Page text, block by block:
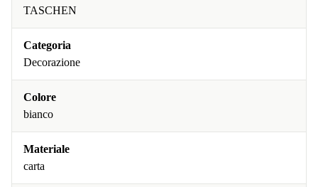
TASCHEN
Categoria
Decorazione
Colore
bianco
Materiale
carta